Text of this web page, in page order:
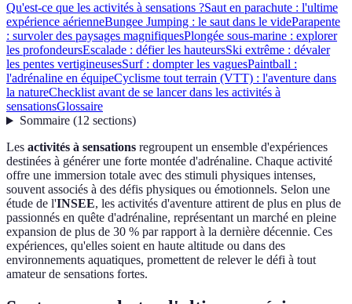
Qu'est-ce que les activités à sensations ?Saut en parachute : l'ultime
expérience aérienneBungee Jumping : le saut dans le videParapente
: survoler des paysages magnifiquesPlongée sous-marine : explorer
les profondeursEscalade : défier les hauteursSki extrême : dévaler
les pentes vertigineusesSurf : dompter les vaguesPaintball :
l'adrénaline en équipeCyclisme tout terrain (VTT) : l'aventure dans
la natureChecklist avant de se lancer dans les activités à
sensationsGlossaire
Sommaire(12 sections)
Les activités à sensations regroupent un ensemble d'expériences
destinées à générer une forte montée d'adrénaline. Chaque activité
offre une immersion totale avec des stimuli physiques intenses,
souvent associés à des défis physiques ou émotionnels. Selon une
étude de l'INSEE, les activités d'aventure attirent de plus en plus de
passionnés en quête d'adrénaline, représentant un marché en pleine
expansion de plus de 30 % par rapport à la dernière décennie. Ces
expériences, qu'elles soient en haute altitude ou dans des
environnements aquatiques, promettent de relever le défi à tout
amateur de sensations fortes.